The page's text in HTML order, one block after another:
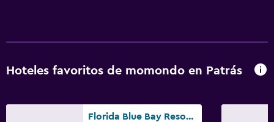
Hoteles favoritos de momondo en Patrás
Florida Blue Bay Resort & Spa